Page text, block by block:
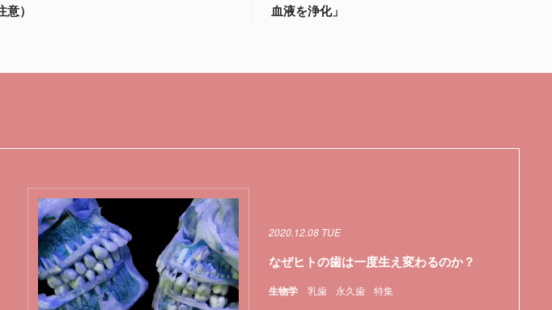
意）
血液を浄化」
生物学 乳歯 永久歯 特集
2020.12.08 TUE
なぜヒトの歯は一度生え変わるのか？